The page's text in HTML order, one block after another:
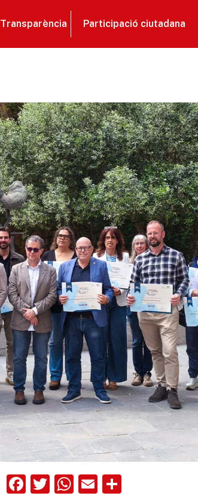
Transparència Participació ciutadana
Facebook
Twitter
WhatsApp
Email